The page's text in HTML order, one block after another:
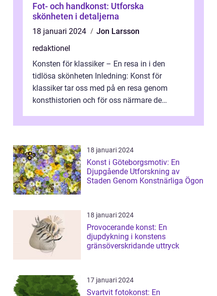
Fot- och handkonst: Utforska
skönheten i detaljerna
18 januari 2024
Jon Larsson
redaktionel
Konsten för klassiker – En resa in i den
tidlösa skönheten Inledning: Konst för
klassiker tar oss med på en resa genom
konsthistorien och för oss närmare de
18 januari 2024
Konst i Göteborgsmotiv: En
Djupgående Utforskning av
Staden Genom Konstnärliga Ögon
18 januari 2024
Provocerande konst: En
djupdykning i konstens
gränsöverskridande uttryck
17 januari 2024
Svartvit fotokonst: En